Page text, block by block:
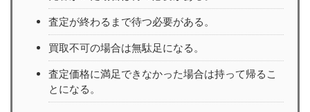
査定が終わるまで待つ必要がある。
買取不可の場合は無駄足になる。
査定価格に満足できなかった場合は持って帰るこ
とになる。